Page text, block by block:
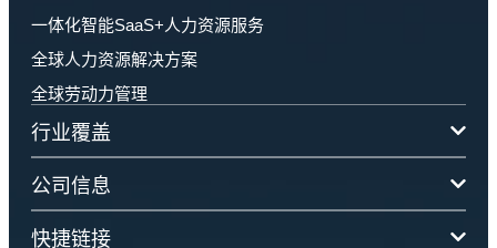
一体化智能SaaS+人力资源服务
全球人力资源解决方案
全球劳动力管理
行业覆盖
公司信息
快捷链接